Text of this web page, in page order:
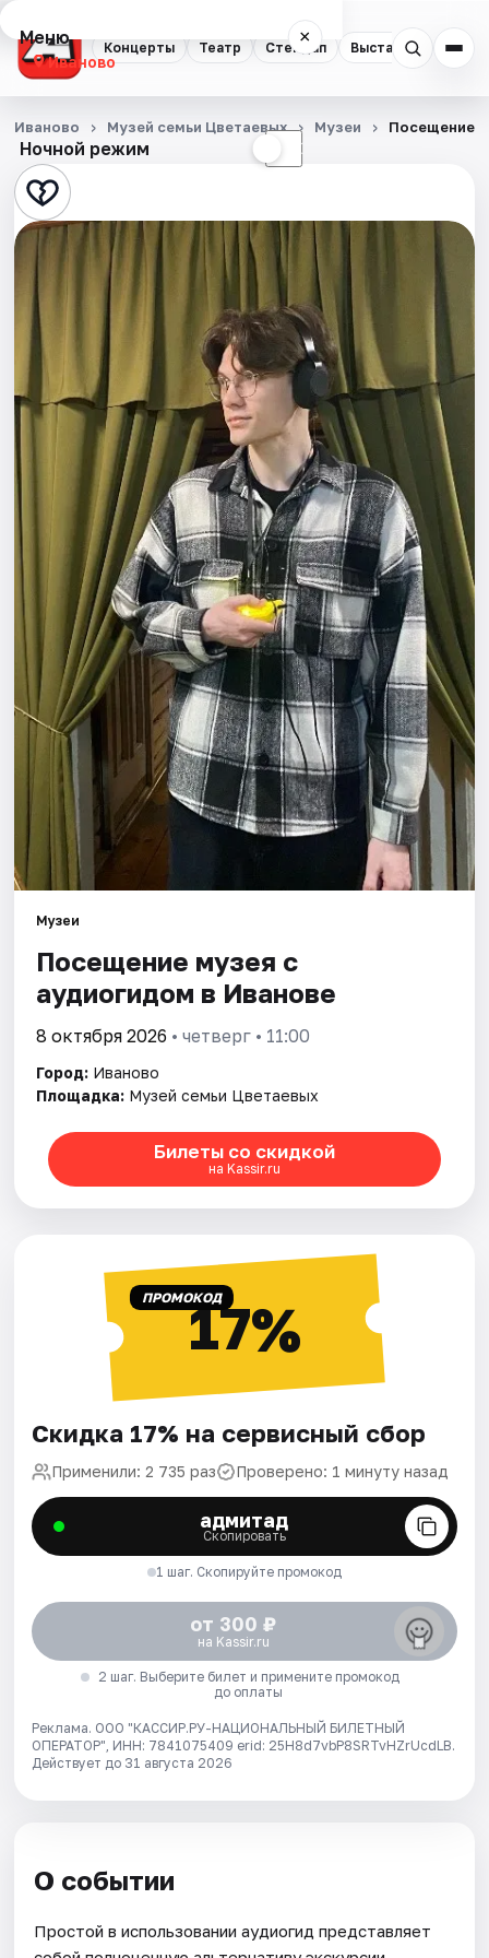
Концерты Театр Стендап Выставки Спорт
Меню ×
Иваново
Концерты
Театр
Стендап
Выставки
Спорт
Города
Площадки
Артисты
Рейтинги
Ночной режим ☾
Иваново Музей семьи Цветаевых Музеи Посещение
Музеи
Посещение музея с
аудиогидом в Иванове
8 октября 2026 • четверг • 11:00
Город: Иваново
Площадка: Музей семьи Цветаевых
Билеты со скидкой
на Kassir.ru
ПРОМОКОД17%
Скидка 17% на сервисный сбор
Применили: 2 735 раз Проверено: 1 минуту назад
адмитад
Скопировать
1 шаг. Скопируйте промокод
от 300 ₽
на Kassir.ru
2 шаг. Выберите билет и примените промокод
до оплаты
Реклама. ООО "КАССИР.РУ-НАЦИОНАЛЬНЫЙ БИЛЕТНЫЙ
ОПЕРАТОР", ИНН: 7841075409 erid: 25H8d7vbP8SRTvHZrUcdLB.
Действует до 31 августа 2026
О событии
Простой в использовании аудиогид представляет